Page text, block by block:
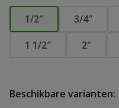
1/2″ 3/4″
1 1/2″
2″
Beschikbare varianten: